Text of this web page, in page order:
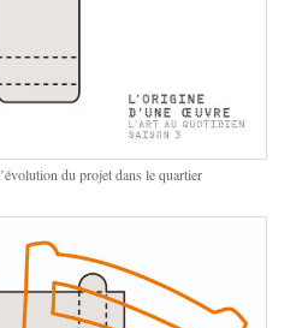
du projet dans le quartier